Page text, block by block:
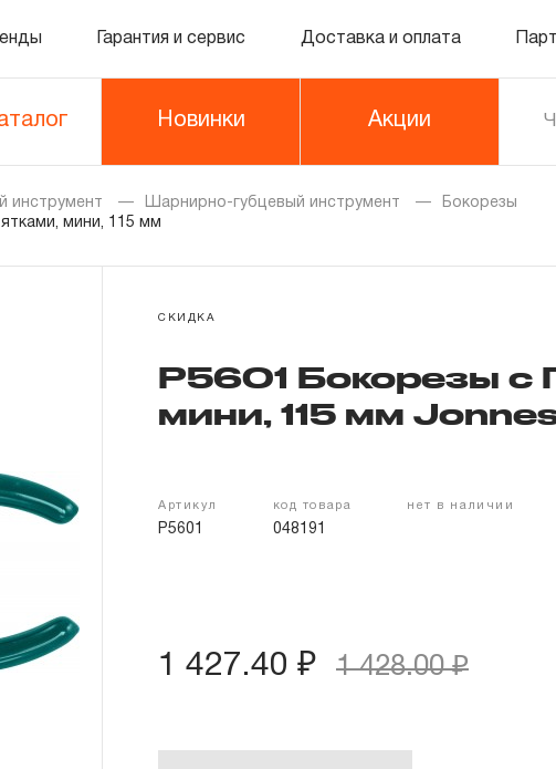
Гарантия и сервис Доставка и оплата
Новинки Акции
Итого
инструмент Шарнирно-губцевый инструмент
Бокорезы
мини, 115 мм
СКИДКА
P5601 Бокорезы с
мини, 115 мм
Артикул
P5601
код товара
048191
нет в наличии
1 427.40 ₽ 1 428.00 ₽